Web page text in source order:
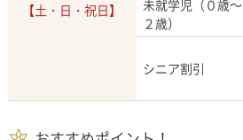
【土・日・祝日】
未就学児（０歳～
２歳）
シニア割引